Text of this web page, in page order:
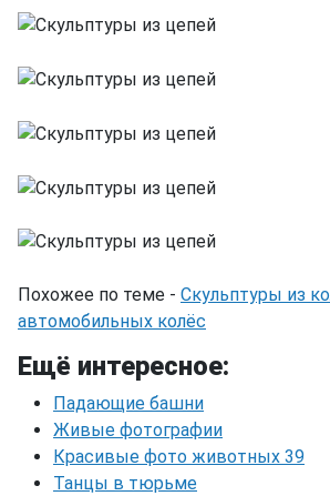
Похожее по теме - Скульптуры из
автомобильных колёс
Ещё интересное:
Падающие башни
Живые фотографии
Красивые фото животных 39
Танцы в тюрьме